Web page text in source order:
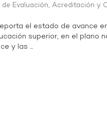
Evaluación, Acreditación y
el estado de avance
superior, en el plano
y las ...